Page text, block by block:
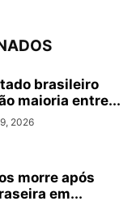
brasileiro
maioria entre...
2026
morre após
em...